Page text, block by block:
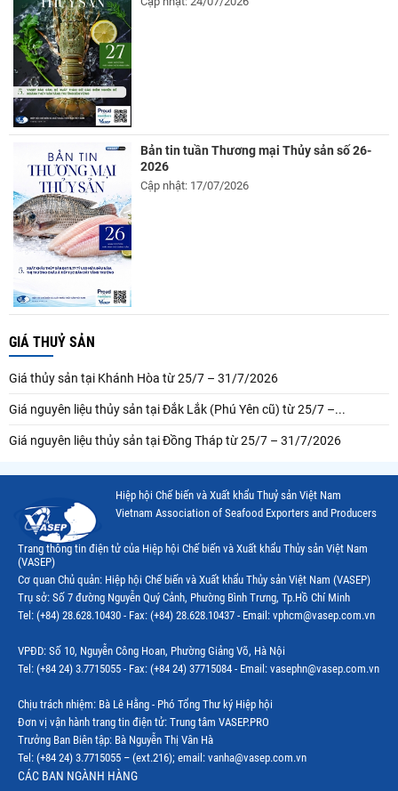
Bản tin tuần Thương mại Thủy sản số 26-
2026
Cập nhật: 17/07/2026
GIÁ THUỶ SẢN
Giá thủy sản tại Khánh Hòa từ 25/7 – 31/7/2026
Giá nguyên liệu thủy sản tại Đắk Lắk (Phú Yên cũ) từ 25/7 –...
Giá nguyên liệu thủy sản tại Đồng Tháp từ 25/7 – 31/7/2026
Hiệp hội Chế biến và Xuất khẩu Thuỷ sản Việt Nam
Vietnam Association of Seafood Exporters and Producers
Trang thông tin điện tử của Hiệp hội Chế biến và Xuất khẩu Thủy sản Việt Nam
(VASEP)
Cơ quan Chủ quản: Hiệp hội Chế biến và Xuất khẩu Thủy sản Việt Nam (VASEP)
Trụ sở: Số 7 đường Nguyễn Quý Cảnh, Phường Bình Trưng, Tp.Hồ Chí Minh
Tel: (+84) 28.628.10430 - Fax: (+84) 28.628.10437 - Email: vphcm@vasep.com.vn
VPĐD: Số 10, Nguyễn Công Hoan, Phường Giảng Võ, Hà Nội
Tel: (+84 24) 3.7715055 - Fax: (+84 24) 37715084 - Email: vasephn@vasep.com.vn
Chịu trách nhiệm: Bà Lê Hằng - Phó Tổng Thư ký Hiệp hội
Đơn vị vận hành trang tin điện tử: Trung tâm VASEP.PRO
Trưởng Ban Biên tập: Bà Nguyễn Thị Vân Hà
Tel: (+84 24) 3.7715055 – (ext.216); email: vanha@vasep.com.vn
CÁC BAN NGÀNH HÀNG